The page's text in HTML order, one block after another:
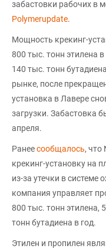
забастовки рабочих в
Polymerupdate.
Мощность крекинг-
800 тыс. тонн этилена
140 тыс. тонн
рынке, после
установка в Лавере
загрузки. Забастовка
апреля.
Ранеесообщалось, что
крекинг-установку на
из-за утечки в
компания управляет
800 тыс. тонн этилена,
тонн бутадиена в год.
Этилен и пропилен